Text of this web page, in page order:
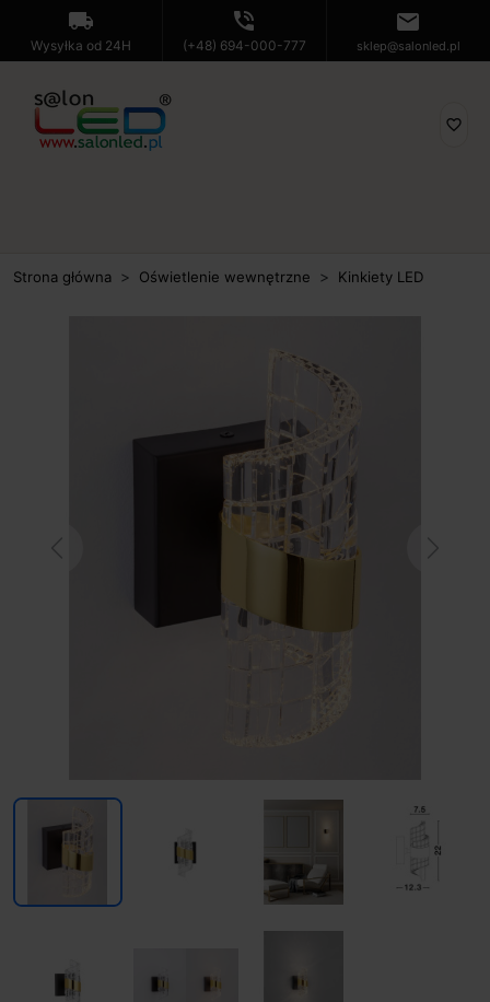
local_shipping
Wysyłka od 24H
phone_in_talk
(+48) 694-000-777
mail
sklep@salonled.pl
favorite_border
Strona główna Oświetlenie wewnętrzne Kinkiety LED